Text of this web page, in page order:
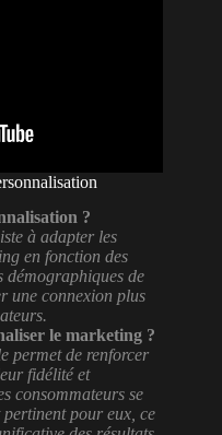
?
à adapter les
en fonction des
démographiques de
une connexion plus
le marketing ?
permet de renforcer
fidélité et
consommateurs se
pertinent pour eux, ce